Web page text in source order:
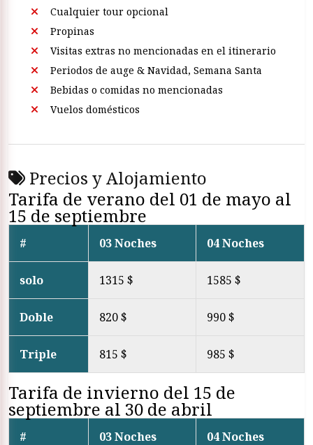
Cualquier tour opcional
Propinas
Visitas extras no mencionadas en el itinerario
Periodos de auge & Navidad, Semana Santa
Bebidas o comidas no mencionadas
Vuelos domésticos
Precios y Alojamiento
Tarifa de verano del 01 de mayo al
15 de septiembre
# 03 Noches 04 Noches
solo 1315 $ 1585 $
Doble 820 $ 990 $
Triple 815 $ 985 $
Tarifa de invierno del 15 de
septiembre al 30 de abril
# 03 Noches 04 Noches